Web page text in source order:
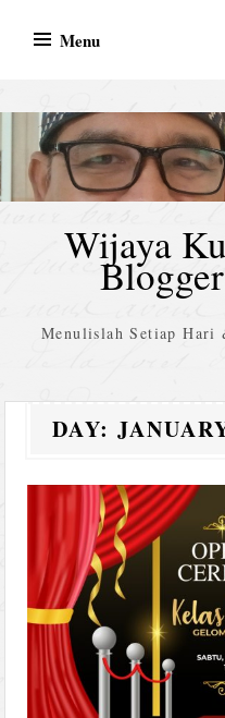
Menu
Wijaya
Menulislah Setiap Hari
DAY: